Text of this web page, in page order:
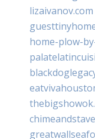
lizaivanov.com
home-plow-